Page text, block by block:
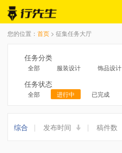
您的位置： 首页 > 征集任务大厅
任务分类
全部 服装设计 饰品设计
任务状态
全部 进行中 已完成
综合 | 发布时间 | 稿件数